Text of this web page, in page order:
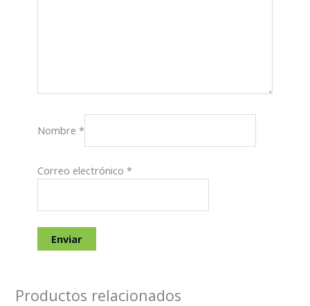
Nombre *
Correo electrónico *
Productos relacionados